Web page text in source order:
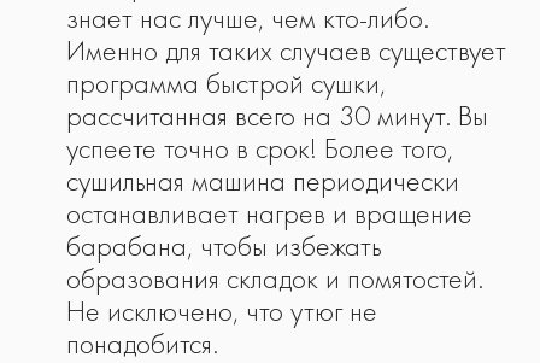
знает нас лучше, чем кто-либо.
Именно для таких случаев существует
программа быстрой сушки,
рассчитанная всего на 30 минут. Вы
успеете точно в срок! Более того,
сушильная машина периодически
останавливает нагрев и вращение
барабана, чтобы избежать
образования складок и помятостей.
Не исключено, что утюг не
понадобится.